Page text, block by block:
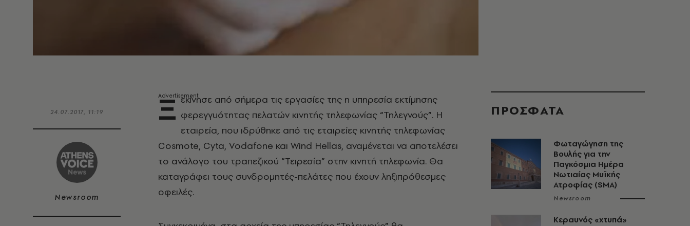
24.07.2017, 11:19
Newsroom
Ξ εκίνησε από σήμερα τις εργασίες της η υπηρεσία εκτίμησης
φερεγγυότητας πελατών κινητής τηλεφωνίας “Τηλεγνούς”. Η
εταιρεία, που ιδρύθηκε από τις εταιρείες κινητής τηλεφωνίας
Cosmote, Cyta, Vodafone και Wind Hellas, αναμένεται να αποτελέσει
το ανάλογο του τραπεζικού “Τειρεσία” στην κινητή τηλεφωνία. Θα
καταγράφει τους συνδρομητές-πελάτες που έχουν ληξιπρόθεσμες
οφειλές.
ΠΡΟΣΦΑΤΑ
Φωταγώγηση της
Βουλής για την
Παγκόσμια Ημέρα
Νωτιαίας Μυϊκής
Ατροφίας (SMA)
Newsroom
Κεραυνός «χτυπά»